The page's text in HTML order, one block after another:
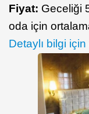
Fiyat: Geceliği
oda için
Detaylı bilgi için